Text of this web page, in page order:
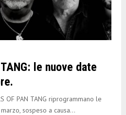
TANG: le nuove date
OF PAN TANG riprogrammano le
sospeso a causa...